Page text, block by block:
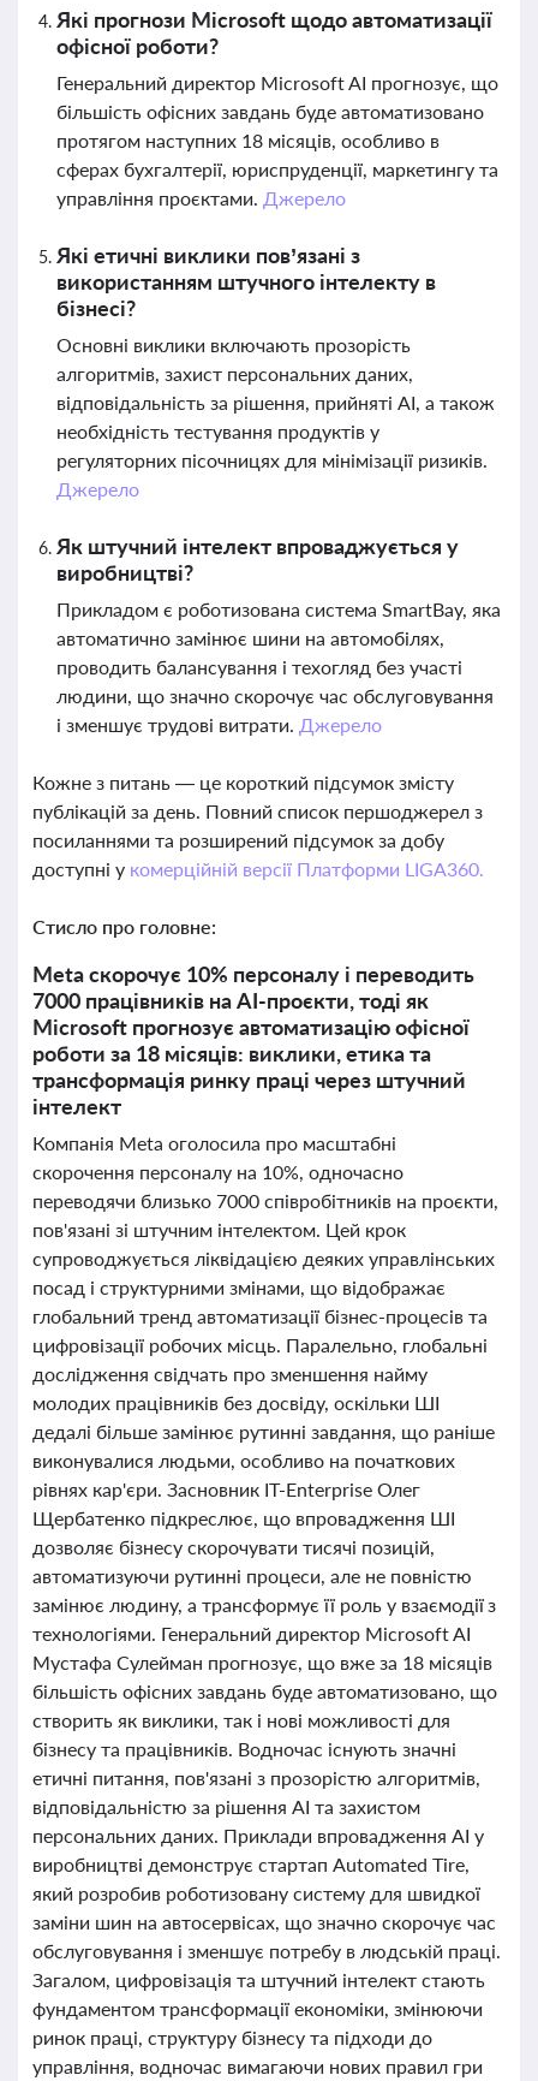
Які прогнози Microsoft щодо автоматизації
офісної роботи?
Генеральний директор Microsoft AI прогнозує, що
більшість офісних завдань буде автоматизовано
протягом наступних 18 місяців, особливо в
сферах бухгалтерії, юриспруденції, маркетингу та
управління проєктами. Джерело
Які етичні виклики пов’язані з
використанням штучного інтелекту в
бізнесі?
Основні виклики включають прозорість
алгоритмів, захист персональних даних,
відповідальність за рішення, прийняті AI, а також
необхідність тестування продуктів у
регуляторних пісочницях для мінімізації ризиків.
Джерело
Як штучний інтелект впроваджується у
виробництві?
Прикладом є роботизована система SmartBay, яка
автоматично замінює шини на автомобілях,
проводить балансування і техогляд без участі
людини, що значно скорочує час обслуговування
і зменшує трудові витрати. Джерело
Кожне з питань — це короткий підсумок змісту
публікацій за день. Повний список першоджерел з
посиланнями та розширений підсумок за добу
доступні у комерційній версії Платформи LIGA360.
Стисло про головне:
Meta скорочує 10% персоналу і переводить
7000 працівників на AI-проєкти, тоді як
Microsoft прогнозує автоматизацію офісної
роботи за 18 місяців: виклики, етика та
трансформація ринку праці через штучний
інтелект
Компанія Meta оголосила про масштабні
скорочення персоналу на 10%, одночасно
переводячи близько 7000 співробітників на проєкти,
пов'язані зі штучним інтелектом. Цей крок
супроводжується ліквідацією деяких управлінських
посад і структурними змінами, що відображає
глобальний тренд автоматизації бізнес-процесів та
цифровізації робочих місць. Паралельно, глобальні
дослідження свідчать про зменшення найму
молодих працівників без досвіду, оскільки ШІ
дедалі більше замінює рутинні завдання, що раніше
виконувалися людьми, особливо на початкових
рівнях кар'єри. Засновник IT-Enterprise Олег
Щербатенко підкреслює, що впровадження ШІ
дозволяє бізнесу скорочувати тисячі позицій,
автоматизуючи рутинні процеси, але не повністю
замінює людину, а трансформує її роль у взаємодії з
технологіями. Генеральний директор Microsoft AI
Мустафа Сулейман прогнозує, що вже за 18 місяців
більшість офісних завдань буде автоматизовано, що
створить як виклики, так і нові можливості для
бізнесу та працівників. Водночас існують значні
етичні питання, пов'язані з прозорістю алгоритмів,
відповідальністю за рішення AI та захистом
персональних даних. Приклади впровадження AI у
виробництві демонструє стартап Automated Tire,
який розробив роботизовану систему для швидкої
заміни шин на автосервісах, що значно скорочує час
обслуговування і зменшує потребу в людській праці.
Загалом, цифровізація та штучний інтелект стають
фундаментом трансформації економіки, змінюючи
ринок праці, структуру бізнесу та підходи до
управління, водночас вимагаючи нових правил гри